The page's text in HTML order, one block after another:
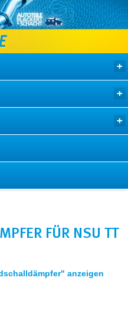
FÜR NSU TT
anzeigen